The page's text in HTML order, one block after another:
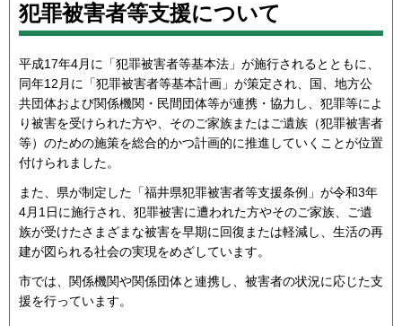
犯罪被害者等支援について
平成17年4月に「犯罪被害者等基本法」が施行されるとともに、
同年12月に「犯罪被害者等基本計画」が策定され、国、地方公
共団体および関係機関・民間団体等が連携・協力し、犯罪等によ
り被害を受けられた方や、そのご家族またはご遺族（犯罪被害者
等）のための施策を総合的かつ計画的に推進していくことが位置
付けられました。
また、県が制定した「福井県犯罪被害者等支援条例」が令和3年
4月1日に施行され、犯罪被害に遭われた方やそのご家族、ご遺
族が受けたさまざまな被害を早期に回復または軽減し、生活の再
建が図られる社会の実現をめざしています。
市では、関係機関や関係団体と連携し、被害者の状況に応じた支
援を行っています。